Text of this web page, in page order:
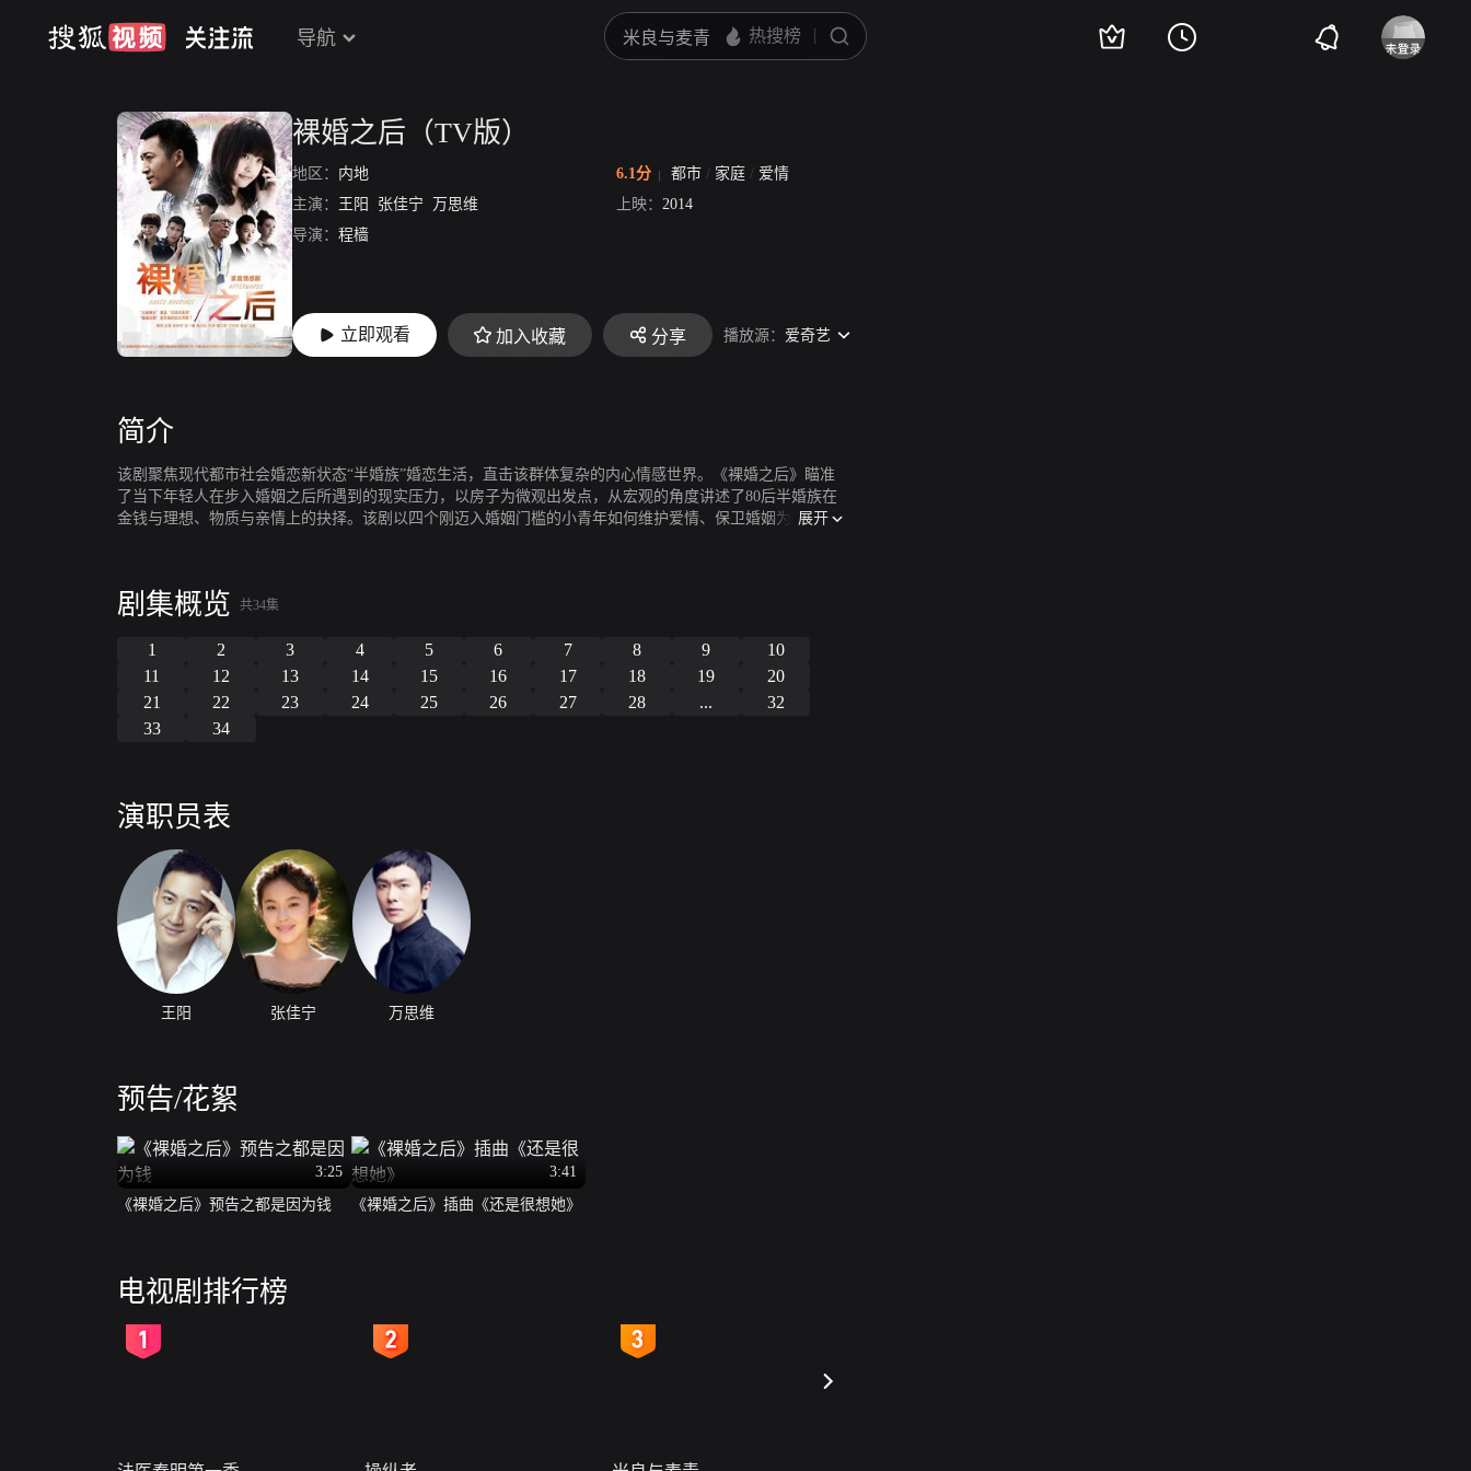
导航
裸婚之后（TV版）
地区： 内地 6.1分 都市 / 家庭 / 爱情
主演：
王阳 张佳宁 万思维 上映： 2014
导演： 程樯
立即观看 加入收藏 分享 播放源： 爱奇艺
简介
该剧聚焦现代都市社会婚恋新状态“半婚族”婚恋生活，直击该群体复杂的内心情感世界。《裸婚之后》瞄准
了当下年轻人在步入婚姻之后所遇到的现实压力，以房子为微观出发点，从宏观的角度讲述了80后半婚族在
金钱与理想、物质与亲情上的抉择。该剧以四个刚迈入婚姻门槛的小青年如何维护爱情、保卫婚姻为主线，
展开
剧集概览 共34集
1 2 3 4 5 6 7 8 9
10
11
12 13 14 15 16 17 18 19
20
21
22 23 24 25 26 27 28 ...
32
33
34
演职员表
王阳 张佳宁 万思维
预告/花絮
3:25
《裸婚之后》预告之都是因为钱
3:41
《裸婚之后》插曲《还是很想她》
电视剧排行榜